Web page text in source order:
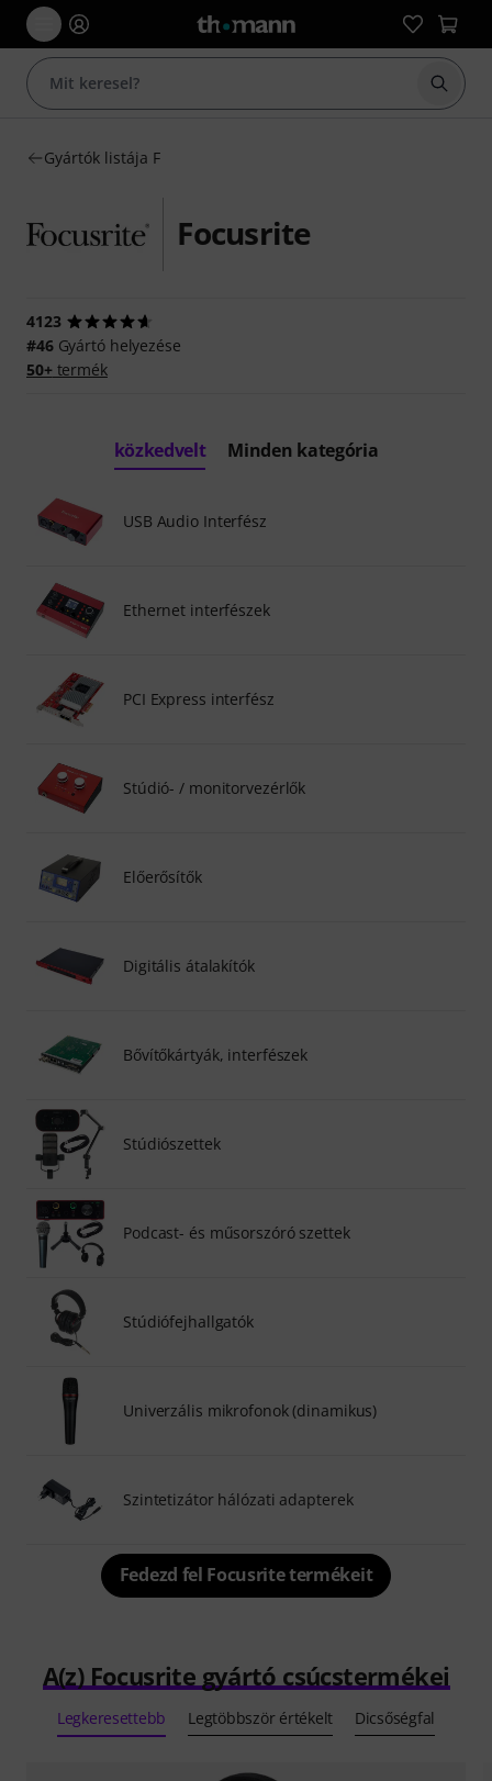
Gyártók listája F
Focusrite
4123
#46Gyártó helyezése
50+termék
közkedvelt Minden kategória
USB Audio Interfész
Ethernet interfészek
PCI Express interfész
Stúdió- / monitorvezérlők
Előerősítők
Digitális átalakítók
Bővítőkártyák, interfészek
Stúdiószettek
Podcast- és műsorszóró szettek
Stúdiófejhallgatók
Univerzális mikrofonok (dinamikus)
Szintetizátor hálózati adapterek
Fedezd fel Focusrite termékeit
A(z) Focusrite gyártó csúcstermékei
Legkeresettebb Legtöbbször értékelt Dicsőségfal